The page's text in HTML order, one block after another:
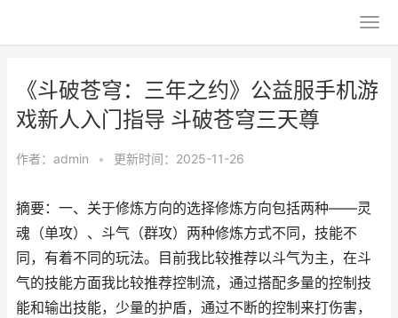
《斗破苍穹：三年之约》公益服手机游
戏新人入门指导 斗破苍穹三天尊
作者： admin • 更新时间：2025-11-26
摘要：一、关于修炼方向的选择修炼方向包括两种——灵
魂（单攻）、斗气（群攻）两种修炼方式不同，技能不
同，有着不同的玩法。目前我比较推荐以斗气为主，在斗
气的技能方面我比较推荐控制流，通过搭配多量的控制技
能和输出技能，少量的护盾，通过不断的控制来打伤害，